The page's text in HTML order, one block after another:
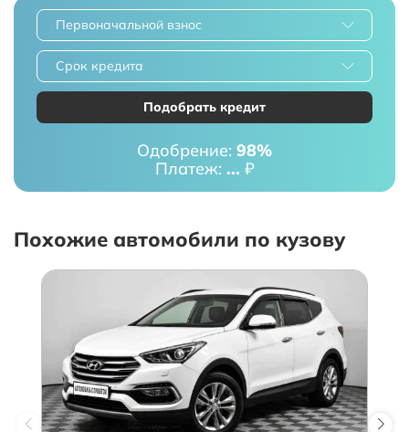
Первоначальной взнос
Срок кредита
Подобрать кредит
Одобрение: 98%
Платеж: ... ₽
Похожие автомобили по кузову